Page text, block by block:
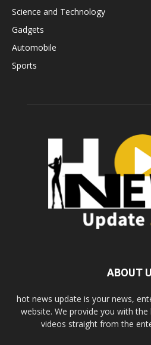
Science and Technology
Gadgets
Automobile
Sports
ABOUT
hot news update is your news,
website. We provide you with
videos straight from the